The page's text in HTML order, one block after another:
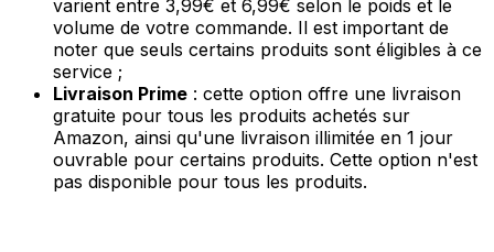
varient entre 3,99€ et 6,99€ selon le poids et le
volume de votre commande. Il est important de
noter que seuls certains produits sont éligibles à ce
service ;
Livraison Prime : cette option offre une livraison
gratuite pour tous les produits achetés sur
Amazon, ainsi qu'une livraison illimitée en 1 jour
ouvrable pour certains produits. Cette option n'est
pas disponible pour tous les produits.